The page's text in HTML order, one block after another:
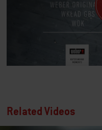
Related Videos